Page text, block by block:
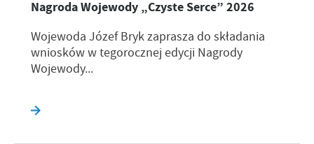
Nagroda Wojewody „Czyste Serce” 2026
Wojewoda Józef Bryk zaprasza do składania
wniosków w tegorocznej edycji Nagrody
Wojewody...